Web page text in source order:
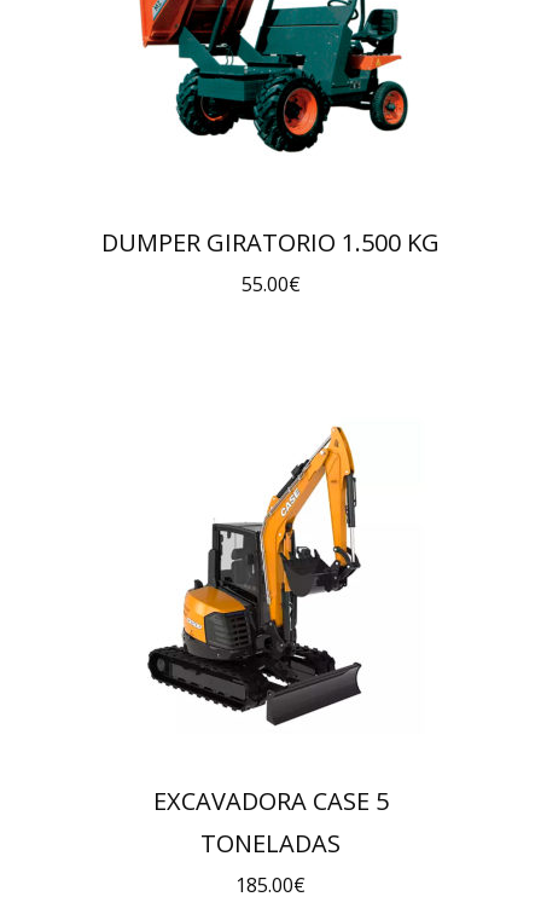
DUMPER GIRATORIO 1.500 KG
55.00€
EXCAVADORA CASE 5
TONELADAS
185.00€